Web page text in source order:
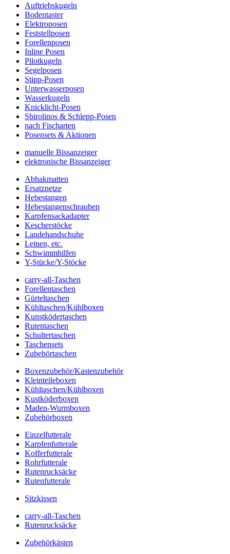
Auftriebskugeln
Bodentaster
Elektroposen
Feststellposen
Forellenposen
Inline Posen
Pilotkugeln
Segelposen
Stipp-Posen
Unterwasserposen
Wasserkugeln
Knicklicht-Posen
Sbirolinos & Schlepp-Posen
nach Fischarten
Posensets & Aktionen
manuelle Bissanzeiger
elektronische Bissanzeiger
Abhakmatten
Ersatznetze
Hebestangen
Hebestangenschrauben
Karpfensackadapter
Kescherstöcke
Landehandschuhe
Leinen, etc.
Schwimmhilfen
Y-Stücke/Y-Stöcke
carry-all-Taschen
Forellentaschen
Gürteltaschen
Kühltaschen/Kühlboxen
Kunstködertaschen
Rutentaschen
Schultertaschen
Taschensets
Zubehörtaschen
Boxenzubehör/Kastenzubehör
Kleinteileboxen
Kühltaschen/Kühlboxen
Kustköderboxen
Maden-Wurmboxen
Zubehörboxen
Einzelfutterale
Karpfenfutterale
Kofferfutterale
Rohrfutterale
Rutenrucksäcke
Rutenfutterale
Sitzkissen
carry-all-Taschen
Rutenrucksäcke
Zubehörkästen